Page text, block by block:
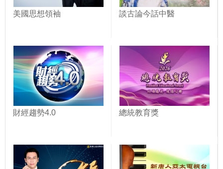
美國思想領袖 談古論今話中醫
財經趨勢4.0 總統教育獎